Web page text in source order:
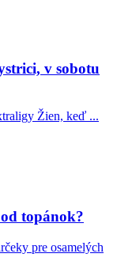
v sobotu
Žien, keď ...
topánok?
pre osamelých